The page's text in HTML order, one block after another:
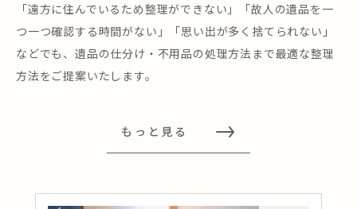
「遠方に住んでいるため整理ができない」「故人の遺品を一
つ一つ確認する時間がない」「思い出が多く捨てられない」
などでも、遺品の仕分け・不用品の処理方法まで最適な整理
方法をご提案いたします。
もっと見る